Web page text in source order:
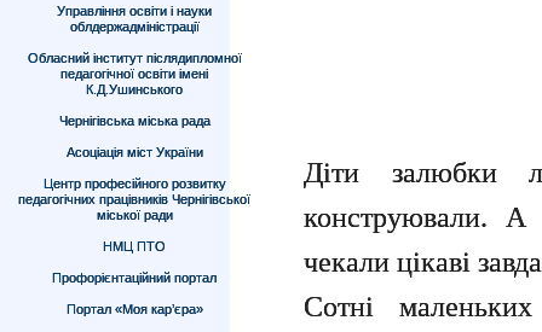
Управління освіти і науки
облдержадміністрації
Обласний інститут післядипломної
педагогічної освіти імені
К.Д.Ушинського
Чернігівська міська рада
Асоціація міст України
Центр професійного розвитку
педагогічних працівників Чернігівської
міської ради
НМЦ ПТО
Профорієнтаційний портал
Портал «Моя кар’єра»
Діти залюбки
конструювали. А
чекали цікаві
Сотні